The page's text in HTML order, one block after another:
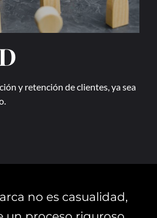
y retención de clientes, ya sea
no es casualidad,